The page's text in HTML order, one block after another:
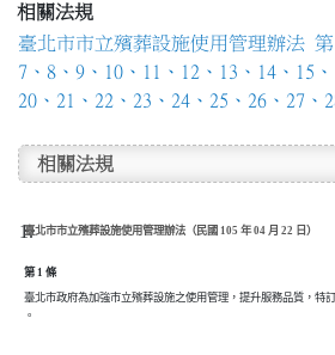
相關法規
臺北市市立殯葬設施使用管理辦法 第
7、8、9、10、11、12、13、14、15
20、21、22、23、24、25、26、27、
相關法規
臺北市市立殯葬設施使用管理辦法（民國 105 年 04 月 22 日）
第 1 條
臺北市政府為加強市立殯葬設施之使用管理，提升服務品質，特
。